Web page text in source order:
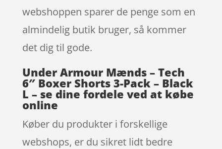
webshoppen sparer de penge som en
almindelig butik bruger, så kommer
det dig til gode.
Under Armour Mænds – Tech
6″ Boxer Shorts 3-Pack – Black
L – se dine fordele ved at købe
online
Køber du produkter i forskellige
webshops, er du sikret lidt bedre